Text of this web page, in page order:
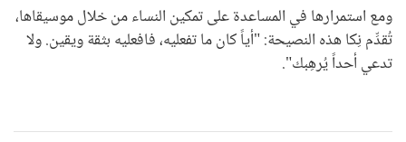
ومع استمرارها في المساعدة على تمكين النساء من خلال موسيقاها،
تُقدِّم نِكا هذه النصيحة: "أياً كان ما تفعليه، فافعليه بثقة ويقين. ولا
تدعي أحداً يُرهِبك".